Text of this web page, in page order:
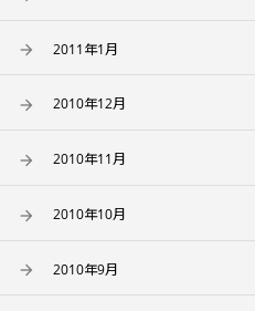
2011年1月
2010年12月
2010年11月
2010年10月
2010年9月